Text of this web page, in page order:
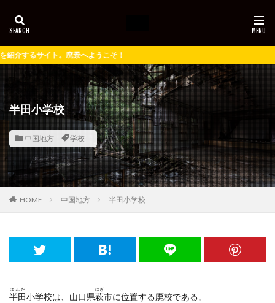
へようこそ！
半田小学校
中国地方 学校
HOME 中国地方 半田小学校
半田
はんだ
小学校は、山口県萩
はぎ
市に位置する廃校である。